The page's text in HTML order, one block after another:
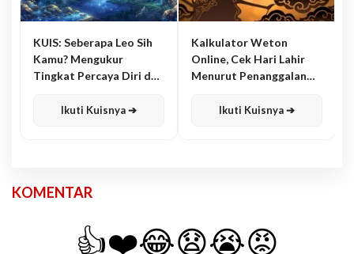
KUIS: Seberapa Leo Sih
Kamu? Mengukur
Tingkat Percaya Diri dan
Ikuti Kuisnya ➔
Kalkulator Weton
Online, Cek Hari Lahir
Menurut Penanggalan
Ikuti Kuisnya ➔
KOMENTAR
👍❤️😂😧😭😡